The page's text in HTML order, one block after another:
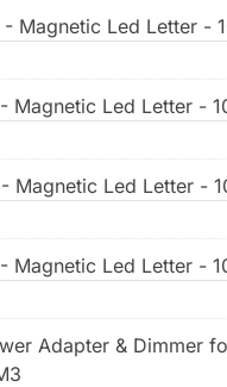
Magnetic Led Letter -
Magnetic Led Letter -
Magnetic Led Letter -
Magnetic Led Letter -
Adapter & Dimmer